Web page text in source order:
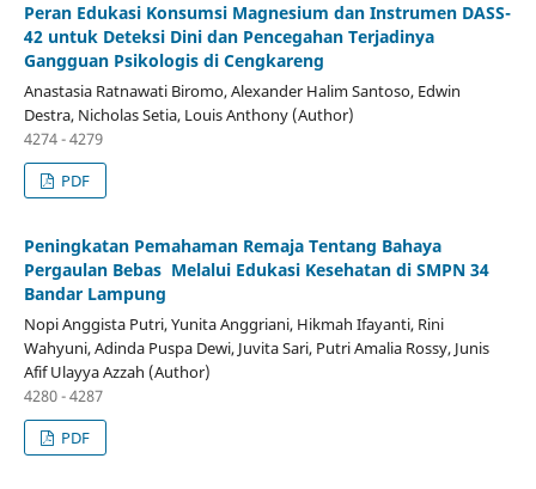
Peran Edukasi Konsumsi Magnesium dan Instrumen DASS-
42 untuk Deteksi Dini dan Pencegahan Terjadinya
Gangguan Psikologis di Cengkareng
Anastasia Ratnawati Biromo, Alexander Halim Santoso, Edwin
Destra, Nicholas Setia, Louis Anthony (Author)
4274 - 4279
PDF
Peningkatan Pemahaman Remaja Tentang Bahaya
Pergaulan Bebas Melalui Edukasi Kesehatan di SMPN 34
Bandar Lampung
Nopi Anggista Putri, Yunita Anggriani, Hikmah Ifayanti, Rini
Wahyuni, Adinda Puspa Dewi, Juvita Sari, Putri Amalia Rossy, Junis
Afif Ulayya Azzah (Author)
4280 - 4287
PDF